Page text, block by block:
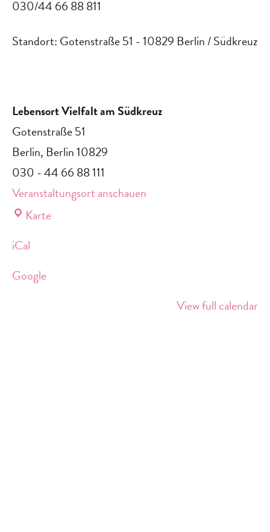
030/44 66 88 811
Standort: Gotenstraße 51 - 10829 Berlin / Südkreuz
Lebensort Vielfalt am Südkreuz
Gotenstraße 51
Berlin, Berlin10829
030 - 44 66 88 111
Veranstaltungsort anschauen
KarteLebensort
iCal
Google
View full calendar